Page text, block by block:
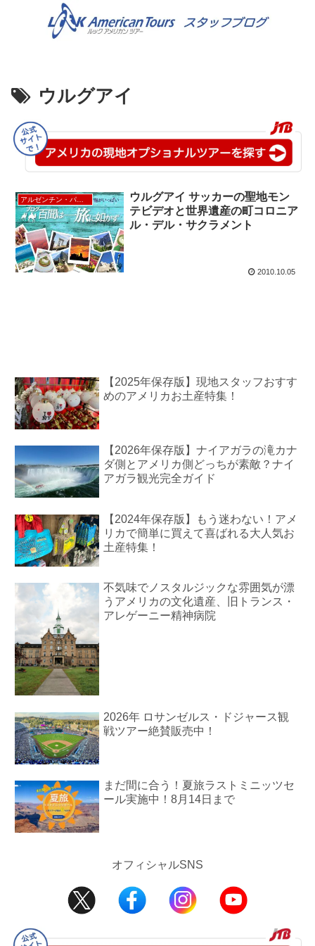
ウルグアイ
アルゼンチン・パタゴニア
ウルグアイ サッカーの聖地モン
テビデオと世界遺産の町コロニア
ル・デル・サクラメント
2010.10.05
【2025年保存版】現地スタッフおすす
めのアメリカお土産特集！
【2026年保存版】ナイアガラの滝カナ
ダ側とアメリカ側どっちが素敵？ナイ
アガラ観光完全ガイド
【2024年保存版】もう迷わない！アメ
リカで簡単に買えて喜ばれる大人気お
土産特集！
不気味でノスタルジックな雰囲気が漂
うアメリカの文化遺産、旧トランス・
アレゲーニー精神病院
2026年 ロサンゼルス・ドジャース観
戦ツアー絶賛販売中！
まだ間に合う！夏旅ラストミニッツセ
ール実施中！8月14日まで
オフィシャルSNS